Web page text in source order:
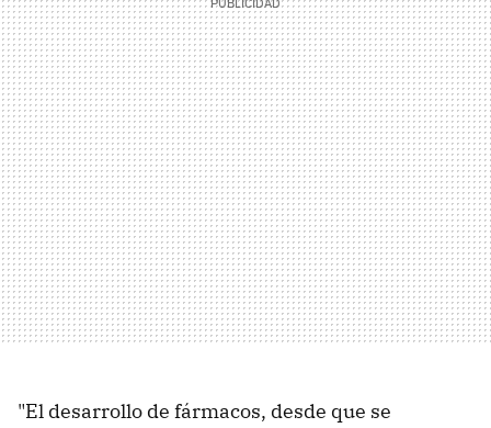
"El desarrollo de fármacos, desde que se